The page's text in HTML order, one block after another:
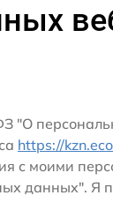
"О
https://
с моими
данных". Я